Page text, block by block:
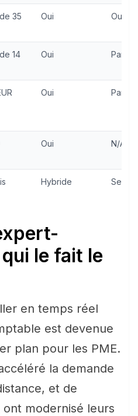
35
Oui Oui
14
Oui Partiel
Oui Partiel
Oui N/A
Hybride Selon
le fait le
en temps réel
est devenue
plan pour les PME.
la demande
et de
modernisé leurs